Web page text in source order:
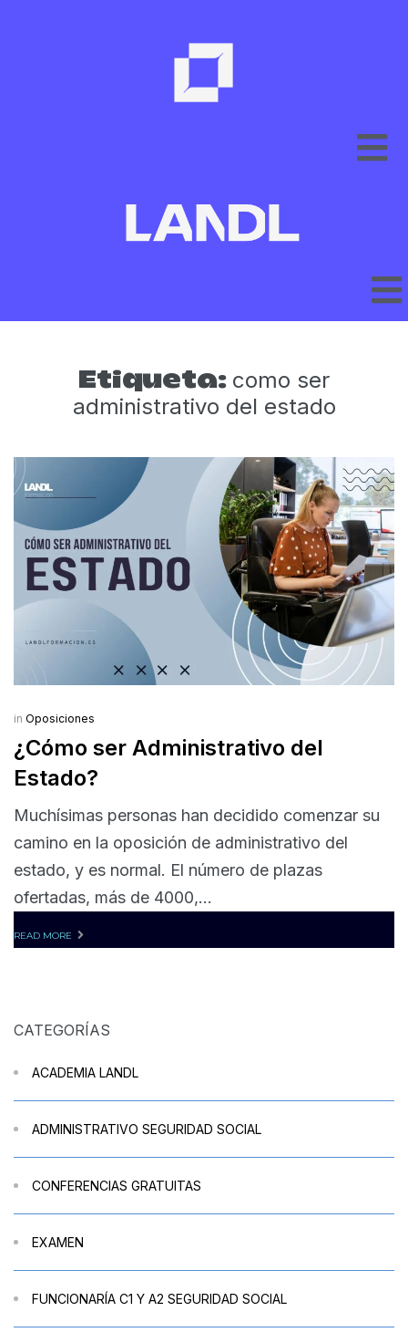
Etiqueta: como ser
administrativo del estado
in Oposiciones
¿Cómo ser Administrativo del
Estado?
Muchísimas personas han decidido comenzar su
camino en la oposición de administrativo del
estado, y es normal. El número de plazas
ofertadas, más de 4000,...
READ MORE
CATEGORÍAS
ACADEMIA LANDL
ADMINISTRATIVO SEGURIDAD SOCIAL
CONFERENCIAS GRATUITAS
EXAMEN
FUNCIONARÍA C1 Y A2 SEGURIDAD SOCIAL